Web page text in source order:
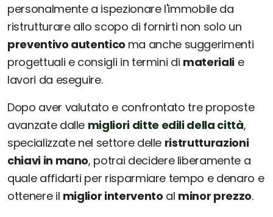
personalmente a ispezionare l'immobile da
ristrutturare allo scopo di fornirti non solo un
preventivo autentico ma anche suggerimenti
progettuali e consigli in termini di materialie
lavori da eseguire.
Dopo aver valutato e confrontato tre proposte
avanzate dalle migliori ditte edili della città,
specializzate nel settore delle ristrutturazioni
chiavi in mano, potrai decidere liberamente a
quale affidarti per risparmiare tempo e denaro e
ottenere il miglior intervento al minor prezzo.